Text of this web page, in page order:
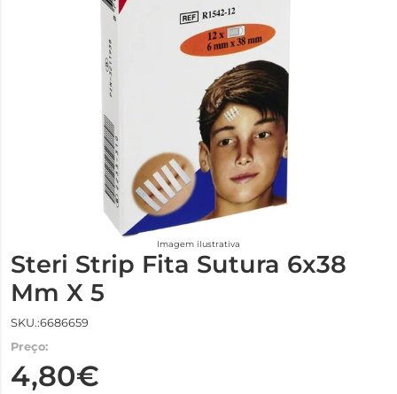
Imagem ilustrativa
Steri Strip Fita Sutura 6x38
Mm X 5
SKU.:6686659
Preço:
4,80€